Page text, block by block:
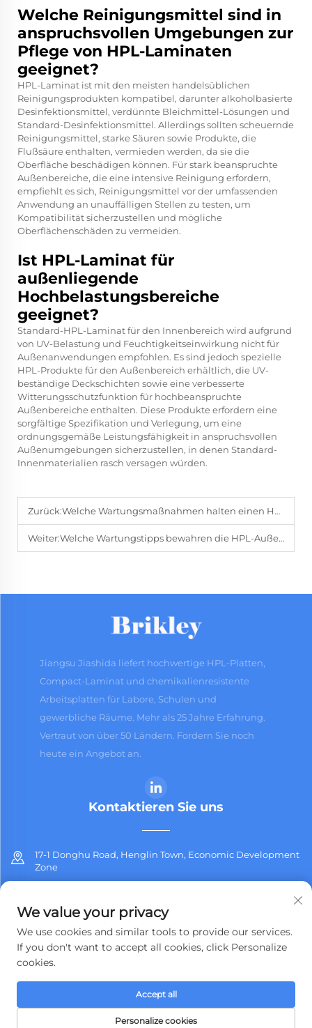
Welche Reinigungsmittel sind in
anspruchsvollen Umgebungen zur
Pflege von HPL-Laminaten
geeignet?
HPL-Laminat ist mit den meisten handelsüblichen
Reinigungsprodukten kompatibel, darunter alkoholbasierte
Desinfektionsmittel, verdünnte Bleichmittel-Lösungen und
Standard-Desinfektionsmittel. Allerdings sollten scheuernde
Reinigungsmittel, starke Säuren sowie Produkte, die
Flußsäure enthalten, vermieden werden, da sie die
Oberfläche beschädigen können. Für stark beanspruchte
Außenbereiche, die eine intensive Reinigung erfordern,
empfiehlt es sich, Reinigungsmittel vor der umfassenden
Anwendung an unauffälligen Stellen zu testen, um
Kompatibilität sicherzustellen und mögliche
Oberflächenschäden zu vermeiden.
Ist HPL-Laminat für
außenliegende
Hochbelastungsbereiche
geeignet?
Standard-HPL-Laminat für den Innenbereich wird aufgrund
von UV-Belastung und Feuchtigkeitseinwirkung nicht für
Außenanwendungen empfohlen. Es sind jedoch spezielle
HPL-Produkte für den Außenbereich erhältlich, die UV-
beständige Deckschichten sowie eine verbesserte
Witterungsschutzfunktion für hochbeanspruchte
Außenbereiche enthalten. Diese Produkte erfordern eine
sorgfältige Spezifikation und Verlegung, um eine
ordnungsgemäße Leistungsfähigkeit in anspruchsvollen
Außenumgebungen sicherzustellen, in denen Standard-
Innenmaterialien rasch versagen würden.
Zurück:Welche Wartungsmaßnahmen halten einen HPL-Schrank in einwandfreiem Zustand?
Weiter:Welche Wartungstipps bewahren die HPL-Außenplatte in neuwertigem Zustand?
Jiangsu Jiashida liefert hochwertige HPL-Platten,
Compact-Laminat und chemikalienresistente
Arbeitsplatten für Labore, Schulen und
gewerbliche Räume. Mehr als 25 Jahre Erfahrung.
Vertraut von über 50 Ländern. Fordern Sie noch
heute ein Angebot an.
Kontaktieren Sie uns
17-1 Donghu Road, Henglin Town, Economic Development
Zone
[email protected]
Urheberrecht © 2026 Jiangsu Jiashida Decorative Materials Co.,Ltd.
Alle Rechte vorbehalten. Datenschutzrichtlinie
We value your privacy
We use cookies and similar tools to provide our services.
If you don't want to accept all cookies, click Personalize
cookies.
Personalize cookies
Accept all